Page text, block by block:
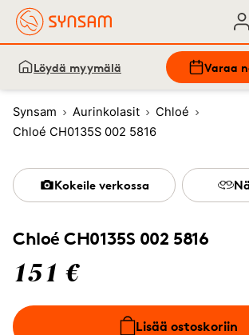
Löydä myymälä Varaa
Synsam Aurinkolasit
Chloé
Chloé CH0135S 002 5816
Chloé CH0135S 002 5816
151 €
Lisää ostoskoriin
Kokeile verkossa